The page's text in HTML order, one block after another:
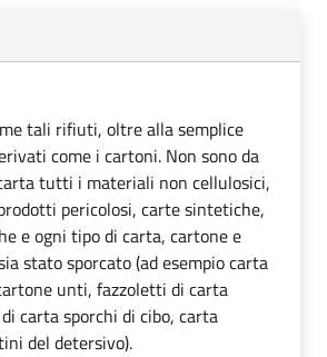
tali rifiuti, oltre alla semplice
come i cartoni. Non sono da
tutti i materiali non cellulosici,
pericolosi, carte sintetiche,
e ogni tipo di carta, cartone e
stato sporcato (ad esempio carta
unti, fazzoletti di carta
carta sporchi di cibo, carta
del detersivo).